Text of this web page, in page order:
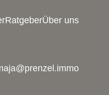
RatgeberÜber uns